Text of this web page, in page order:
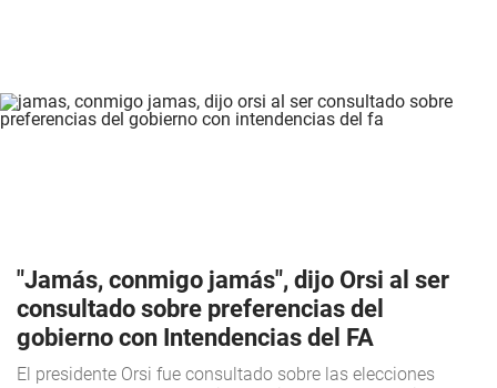
"Jamás, conmigo jamás", dijo Orsi al ser
consultado sobre preferencias del
gobierno con Intendencias del FA
El presidente Orsi fue consultado sobre las elecciones